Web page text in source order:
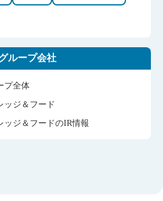
ループ会社
プ全体
ッジ＆フード
ッジ＆フードのIR情報